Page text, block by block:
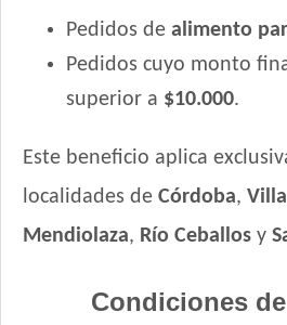
Cordero
Vitalcan Premium Perro Control de
Vitalcan Therapy Canine Cardiac
Vitalcan Therapy Canine
Vitalcan Therapy Canine Renal
Zimpi Perro Adulto
Pedidos de alimento
Pedidos cuyo monto
superior a $10.000.
Este beneficio aplica
localidades de Córdoba,
Mendiolaza, Río Ceballos y
Condiciones